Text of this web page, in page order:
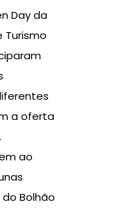
Day da
Turismo
a oferta
ao
Bolhão